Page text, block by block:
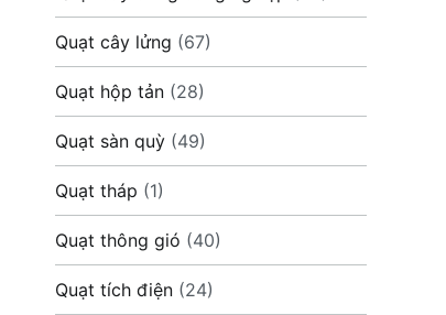
Quạt cây lửng (67)
Quạt hộp tản (28)
Quạt sàn quỳ (49)
Quạt tháp (1)
Quạt thông gió (40)
Quạt tích điện (24)